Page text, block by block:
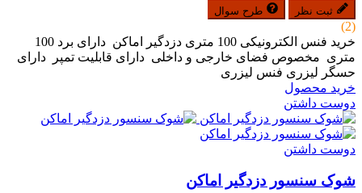
ثبت نظر طرح سوال
(2)
خرید فنس الکترونیکی 100 متری دزدگیر اماکن دارای برد 100
متری مخصوص فضای خارجی و داخلی دارای قابلیت تمپر دارای
حسگر لیزری فنس لیزری
خرید محصول
دوست داشتن
دوست داشتن
شوک سنسور دزدگیر اماکن